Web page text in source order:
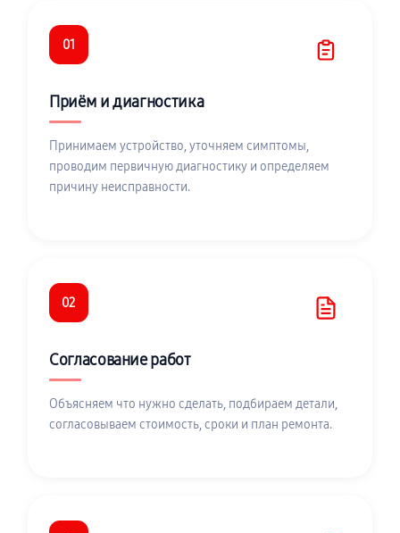
01
Приём и диагностика
Принимаем устройство, уточняем симптомы,
проводим первичную диагностику и определяем
причину неисправности.
02
Согласование работ
Объясняем что нужно сделать, подбираем детали,
согласовываем стоимость, сроки и план ремонта.